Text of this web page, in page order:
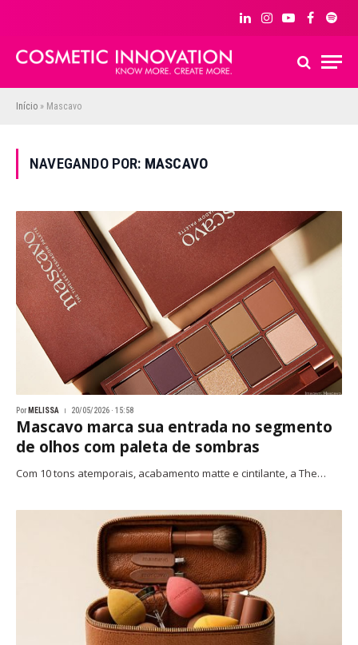
LinkedInInstagram
YouTubeFacebook
Início » Mascavo
NAVEGANDO POR: MASCAVO
Por MELISSA 20/05/2026 · 15:58
Mascavo marca sua entrada no segmento
de olhos com paleta de sombras
Com 10 tons atemporais, acabamento matte e cintilante, a The…